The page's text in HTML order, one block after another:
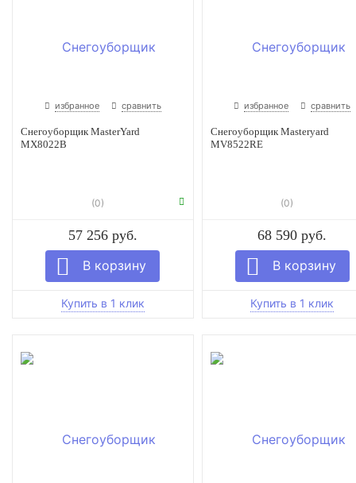
избранное сравнить
Снегоуборщик MasterYard
MX8022B
(0)
57 256 руб.
избранное сравнить
Снегоуборщик Masteryard
MV8522RE
(0)
68 590 руб.